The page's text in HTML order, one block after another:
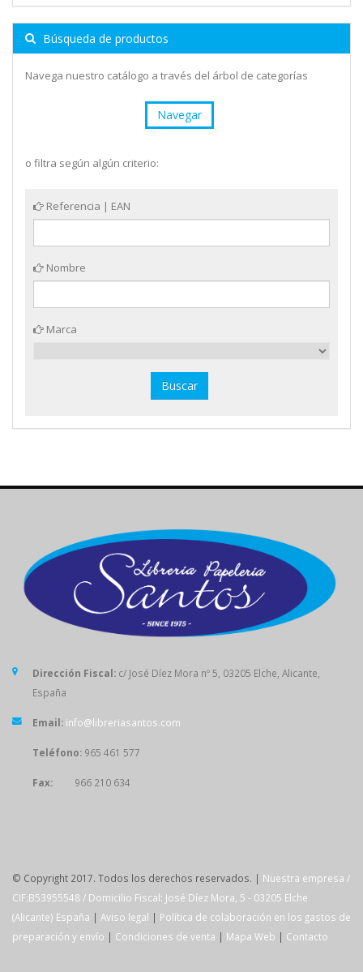
Búsqueda de productos
Navega nuestro catálogo a través del árbol de categorías
Navegar
o filtra según algún criterio:
Referencia | EAN
Nombre
Marca
Dirección Fiscal: c/ José Díez Mora nº 5, 03205 Elche, Alicante,
España
Email: info@libreriasantos.com
Teléfono: 965 461 577
Fax: 966 210 634
© Copyright 2017. Todos los derechos reservados. | Nuestra empresa /
CIF:B53955548 / Domicilio Fiscal: José Díez Mora, 5 - 03205 Elche
(Alicante) España | Aviso legal | Política de colaboración en los gastos de
preparación y envío | Condiciones de venta | Mapa Web | Contacto